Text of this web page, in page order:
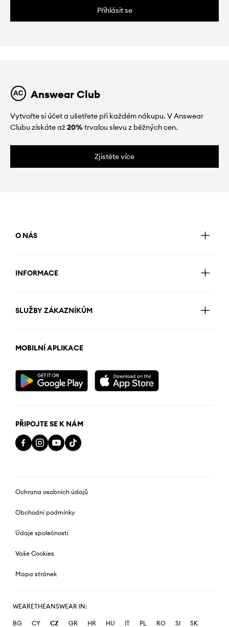
Přihlásit se
Answear Club
Vytvořte si účet a ušetřete při každém nákupu. V Answear
Clubu získáte až20%trvalou slevu z běžných cen.
Zjistěte více
O NÁS
INFORMACE
SLUŽBY ZÁKAZNÍKŮM
MOBILNÍ APLIKACE
PŘIPOJTE SE K NÁM
Ochrana osobních údajů
Obchodní podmínky
Údaje společnosti
Vaše Cookies
Mapa stránek
WEARETHEANSWEAR IN:
BG CY CZ GR HR HU IT PL RO SI SK